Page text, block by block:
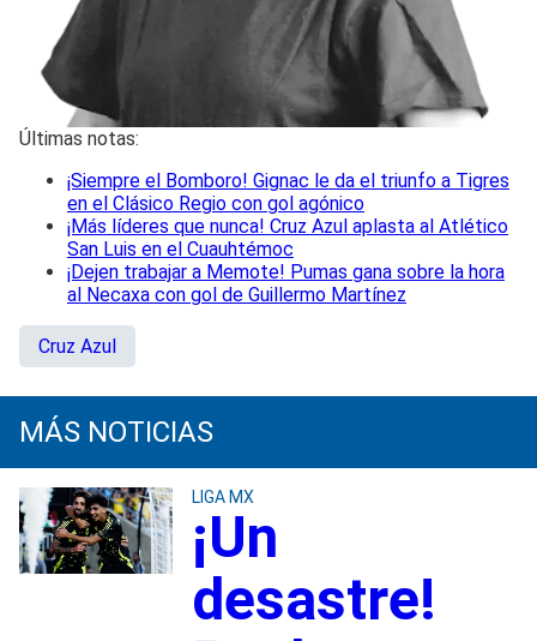
Últimas notas:
¡Siempre el Bomboro! Gignac le da el triunfo a Tigres
en el Clásico Regio con gol agónico
¡Más líderes que nunca! Cruz Azul aplasta al Atlético
San Luis en el Cuauhtémoc
¡Dejen trabajar a Memote! Pumas gana sobre la hora
al Necaxa con gol de Guillermo Martínez
Cruz Azul
MÁS NOTICIAS
LIGA MX
¡Un
desastre!